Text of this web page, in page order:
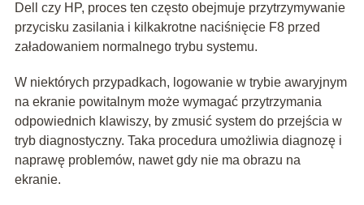
Dell czy HP, proces ten często obejmuje przytrzymywanie
przycisku zasilania i kilkakrotne naciśnięcie F8 przed
załadowaniem normalnego trybu systemu.
W niektórych przypadkach, logowanie w trybie awaryjnym
na ekranie powitalnym może wymagać przytrzymania
odpowiednich klawiszy, by zmusić system do przejścia w
tryb diagnostyczny. Taka procedura umożliwia diagnozę i
naprawę problemów, nawet gdy nie ma obrazu na
ekranie.